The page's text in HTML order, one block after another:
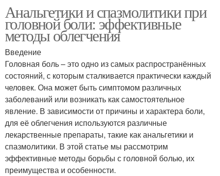
Анальгетики и спазмолитики при
головной боли: эффективные
методы облегчения
Введение
Головная боль – это одно из самых распространённых
состояний, с которым сталкивается практически каждый
человек. Она может быть симптомом различных
заболеваний или возникать как самостоятельное
явление. В зависимости от причины и характера боли,
для её облегчения используются различные
лекарственные препараты, такие как анальгетики и
спазмолитики. В этой статье мы рассмотрим
эффективные методы борьбы с головной болью, их
преимущества и особенности.